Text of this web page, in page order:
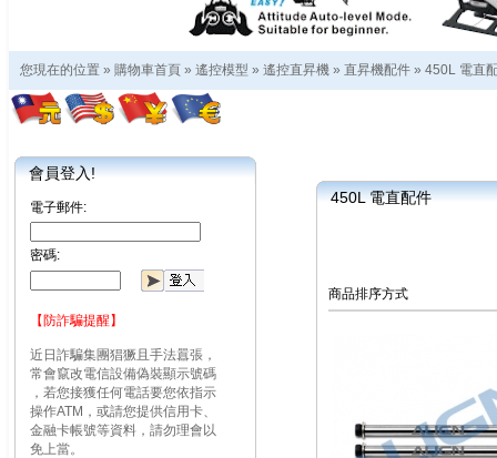
您現在的位置 » 購物車首頁 » 遙控模型 » 遙控直昇機 » 直昇機配件 » 450L 電直
會員登入!
電子郵件:
密碼:
【防詐騙提醒】
近日詐騙集團猖獗且手法囂張，
常會竄改電信設備偽裝顯示號碼
，若您接獲任何電話要您依指示
操作ATM，或請您提供信用卡、
金融卡帳號等資料，請勿理會以
免上當。
450L 電直配件
商品排序方式